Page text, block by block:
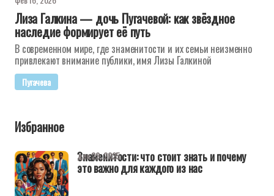
Лиза Галкина — дочь Пугачевой: как звёздное
наследие формирует её путь
В современном мире, где знаменитости и их семьи неизменно
привлекают внимание публики, имя Лизы Галкиной
Пугачева
Избранное
Знаменитости: что стоит знать и почему
это важно для каждого из нас
дек 29, 2025